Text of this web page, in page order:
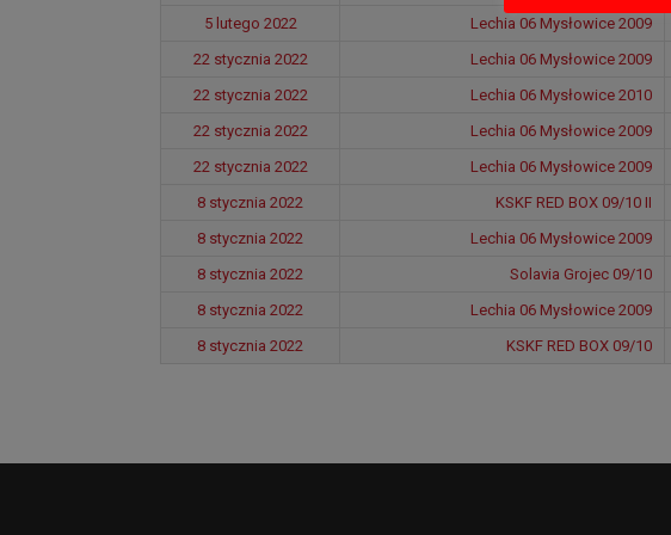
5 lutego 2022
Lechia 06 Mysłowice 2009
22 stycznia 2022
Lechia 06 Mysłowice 2009
22 stycznia 2022
Lechia 06 Mysłowice 2010
22 stycznia 2022
Lechia 06 Mysłowice 2009
22 stycznia 2022
Lechia 06 Mysłowice 2009
8 stycznia 2022
KSKF RED BOX 09/10 II
8 stycznia 2022
Lechia 06 Mysłowice 2009
8 stycznia 2022
Solavia Grojec 09/10
8 stycznia 2022
Lechia 06 Mysłowice 2009
8 stycznia 2022
KSKF RED BOX 09/10